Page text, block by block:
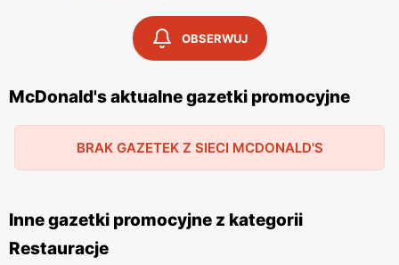
McDonald'sregularnie pojawiają się
promocje
oraz specjalne oferty, które
pozwalają na spróbowanie ulubionych dań w jeszcze
bardziej atrakcyjnych cenach. Sieć wydaje również
, które informują o najnowszych
promocje
i korzystać z
handlowych, jak i w samodzielnych lokalizacjach. Sieć ta
stawia na wysoką jakość obsługi oraz komfort klientów, co
OBSERWUJ
McDonald's aktualne gazetki promocyjne
BRAK GAZETEK Z SIECI MCDONALD'S
Inne gazetki promocyjne z kategorii
Restauracje